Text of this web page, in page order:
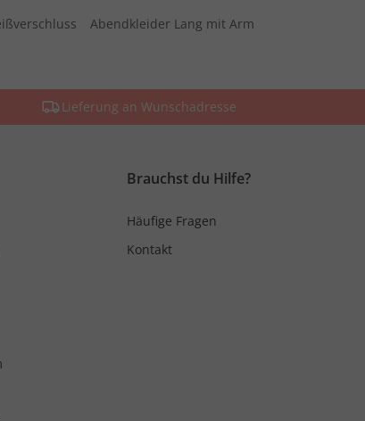
Abendkleider Lang mit Arm
Lieferung an Wunschadresse
Brauchst du Hilfe?
Häufige Fragen
Kontakt